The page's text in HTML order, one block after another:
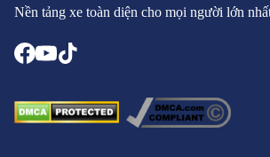
Nền tảng xe toàn diện cho mọi người lớn